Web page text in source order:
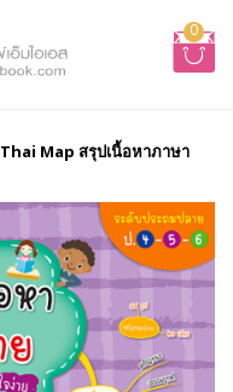
0
Thai Map สรุปเนื้อหาภาษา